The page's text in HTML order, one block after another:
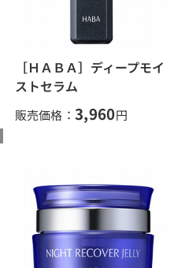
［ＨＡＢＡ］ディープモイ
ストセラム
販売価格： 3,960円